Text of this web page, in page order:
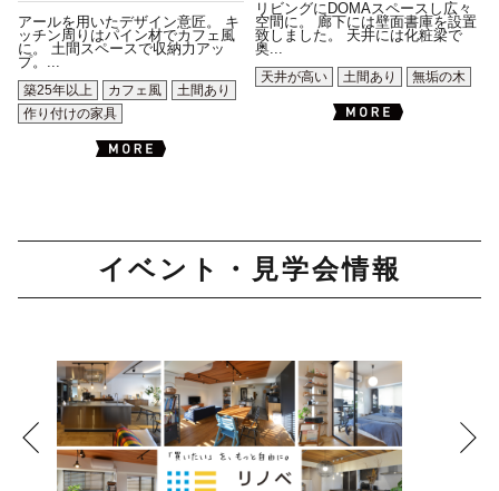
アールを用いたデザイン意匠。 キ
ッチン周りはパイン材でカフェ風
に。 土間スペースで収納力アッ
プ。...
築25年以上
カフェ風
土間あり
作り付けの家具
リビングにDOMAスペースし広々
空間に。 廊下には壁面書庫を設置
致しました。 天井には化粧梁で
奥...
天井が高い
土間あり 無垢の木
イベント・見学会情報